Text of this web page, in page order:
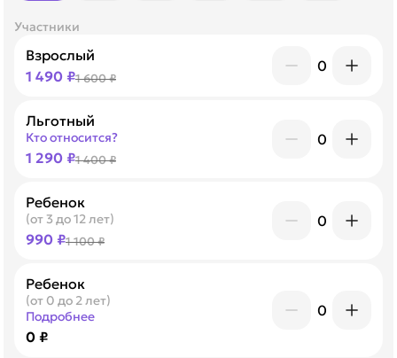
Участники
Взрослый
1 490 ₽1 600 ₽
0
Льготный
Кто относится?
1 290 ₽1 400 ₽
0
Ребенок
(от 3 до 12 лет)
990 ₽1 100 ₽
0
Ребенок
(от 0 до 2 лет)
Подробнее
0 ₽
0